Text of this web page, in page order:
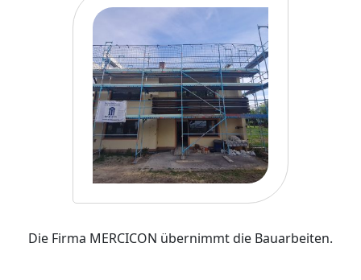
Die Firma MERCICON übernimmt die Bauarbeiten.